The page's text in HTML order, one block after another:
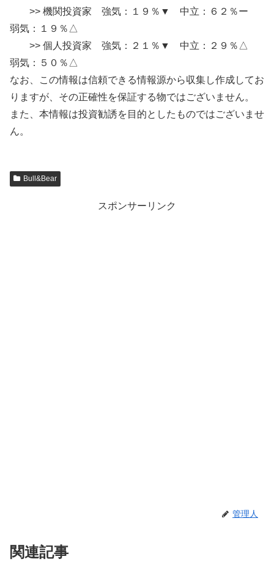
>> 機関投資家 強気：１９％▼ 中立：６２％ー
弱気：１９％△
>> 個人投資家 強気：２１％▼ 中立：２９％△
弱気：５０％△
なお、この情報は信頼できる情報源から収集し作成してお
りますが、その正確性を保証する物ではございません。
また、本情報は投資勧誘を目的としたものではございませ
ん。
Bull&Bear
スポンサーリンク
管理人
関連記事